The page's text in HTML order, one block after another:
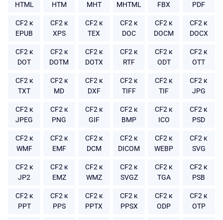
HTML
HTM
MHT
MHTML
FBX
PDF
CF2 к
EPUB
CF2 к
XPS
CF2 к
TEX
CF2 к
DOC
CF2 к
DOCM
CF2 к
DOCX
CF2 к
DOT
CF2 к
DOTM
CF2 к
DOTX
CF2 к
RTF
CF2 к
ODT
CF2 к
OTT
CF2 к
TXT
CF2 к
MD
CF2 к
DXF
CF2 к
TIFF
CF2 к
TIF
CF2 к
JPG
CF2 к
JPEG
CF2 к
PNG
CF2 к
GIF
CF2 к
BMP
CF2 к
ICO
CF2 к
PSD
CF2 к
WMF
CF2 к
EMF
CF2 к
DCM
CF2 к
DICOM
CF2 к
WEBP
CF2 к
SVG
CF2 к
JP2
CF2 к
EMZ
CF2 к
WMZ
CF2 к
SVGZ
CF2 к
TGA
CF2 к
PSB
CF2 к
PPT
CF2 к
PPS
CF2 к
PPTX
CF2 к
PPSX
CF2 к
ODP
CF2 к
OTP